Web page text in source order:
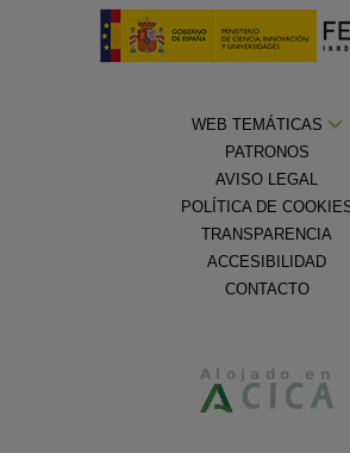
WEB TEMÁTICAS
PATRONOS
AVISO LEGAL
POLÍTICA DE
TRANSPARENCIA
ACCESIBILIDAD
CONTACTO